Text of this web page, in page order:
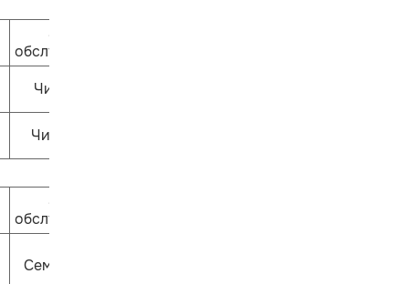
Залы
обслуживания
Читай-ка
ЧитариУм
Залы
обслуживания
Семицветик